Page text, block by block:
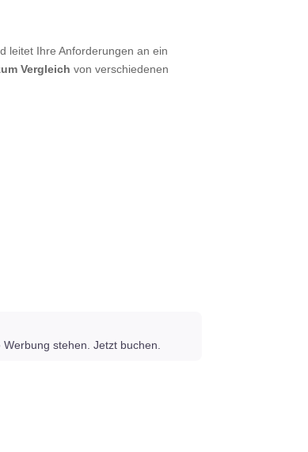
leitet Ihre Anforderungen an ein
Vergleich von verschiedenen
stehen. Jetzt buchen.